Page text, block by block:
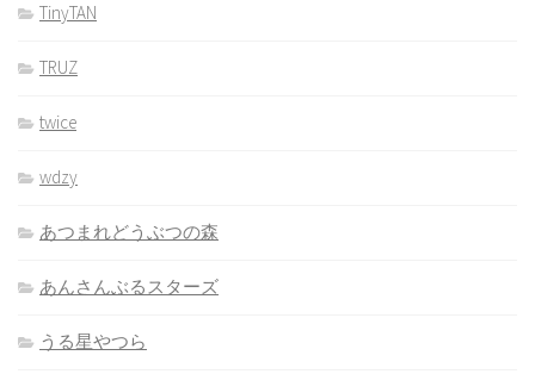
TinyTAN
TRUZ
twice
wdzy
あつまれどうぶつの森
あんさんぶるスターズ
うる星やつら